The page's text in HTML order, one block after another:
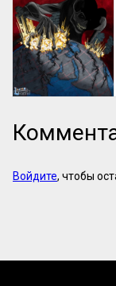
Войдите, чтобы